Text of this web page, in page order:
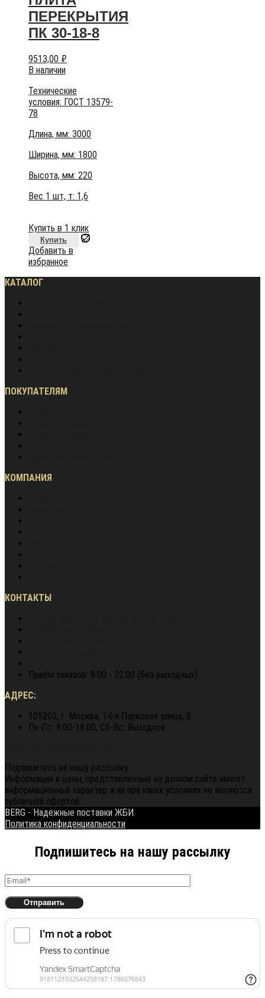
ПЕРЕКРЫТИЯ
ПК 30-18-8
9513,00 ₽
В наличии
Технические
условия: ГОСТ 13579-
78
Длина, мм: 3000
Ширина, мм: 1800
Высота, мм: 220
Вес 1 шт, т: 1,6
Купить в 1 клик
Купить
Добавить в
избранное
КАТАЛОГ
ПОКУПАТЕЛЯМ
КОМПАНИЯ
КОНТАКТЫ
Приём заказов: 8.00 - 22.00 (без выходных)
АДРЕС:
105203, г. Москва, 14-я Парковая улица, 8
Пн-Пт: 8:00-18:00, Сб-Вс: Выходной
Подпишитесь на нашу рассылку
Информация и цены, представленные на данном сайте имеют
информационный характер и ни при каких условиях не являются
публичной офертой.
BERG - Надежные поставки ЖБИ
Политика конфиденциальности
Подпишитесь на нашу рассылку